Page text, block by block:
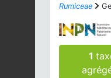
Rumiceae
1